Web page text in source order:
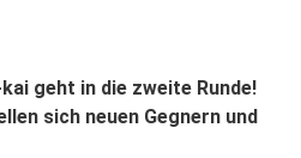
geht in die zweite Runde!
sich neuen Gegnern und